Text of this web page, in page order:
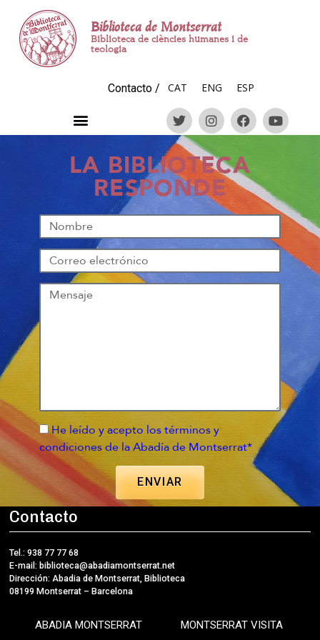
Biblioteca de Montserrat
Biblioteca de ciències humanes i de
teologia
Contacto / CAT ENG ESP
LA BIBLIOTECA
RESPONDE
He leído y acepto los términos y
condiciones de la Abadía de Montserrat*
ENVIAR
Contacto
Tel.: 938 77 77 68
E-mail: biblioteca@abadiamontserrat.net
Dirección: Abadia de Montserrat, Biblioteca
08199 Montserrat – Barcelona
ABADIA MONTSERRAT MONTSERRAT VISITA